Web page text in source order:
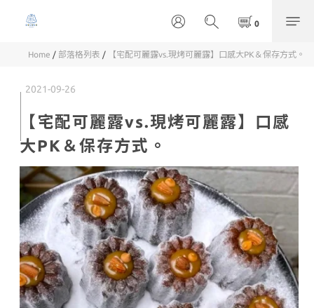
Home / 部落格列表 / 【宅配可麗露vs.現烤可麗露】口感大PK＆保存方式。
2021-09-26
【宅配可麗露vs.現烤可麗露】口感
大PK＆保存方式。